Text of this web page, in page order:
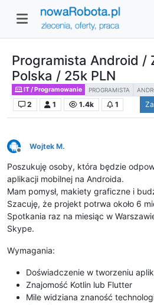
Programista Android /
Polska / 25k PLN
IT / Programowanie PROGRAMISTA
2 1 1.4k 1
Niedostępny
Wojtek M.
Poszukuję osoby, która będzie
aplikacji mobilnej na Androida.
Mam pomysł, makiety graficzne i
Szacuję, że projekt potrwa około 6
Spotkania raz na miesiąc w
Skype.
Wymagania:
Doświadczenie w tworzeniu
Znajomość Kotlin lub Flutter
Mile widziana znaność